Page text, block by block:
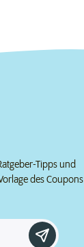
Tipps und
des Coupons